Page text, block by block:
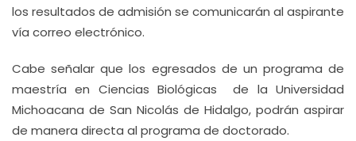
los resultados de admisión se comunicarán al aspirante
vía correo electrónico.
Cabe señalar que los egresados de un programa de
maestría en Ciencias Biológicas de la Universidad
Michoacana de San Nicolás de Hidalgo, podrán aspirar
de manera directa al programa de doctorado.